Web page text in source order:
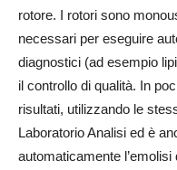
rotore. I rotori sono
necessari per eseguire
diagnostici (ad esempio
il controllo di qualità. In
risultati, utilizzando le
Laboratorio Analisi ed è
automaticamente